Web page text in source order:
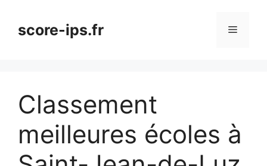
contenuscore-ips.fr Menu
Classement
meilleures écoles à